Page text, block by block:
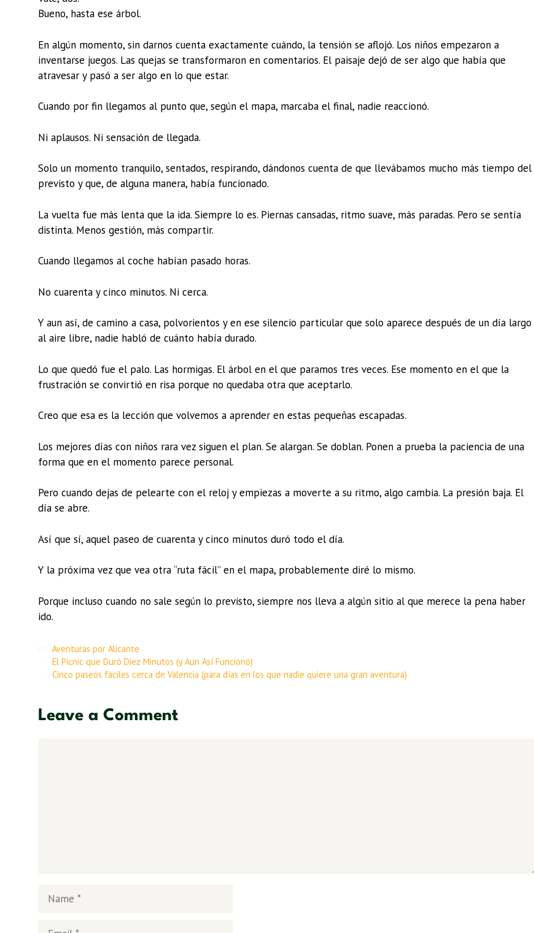
Bueno, hasta ese árbol.
En algún momento, sin darnos cuenta exactamente cuándo, la tensión se aflojó. Los niños empezaron a
inventarse juegos. Las quejas se transformaron en comentarios. El paisaje dejó de ser algo que había que
atravesar y pasó a ser algo en lo que estar.
Cuando por fin llegamos al punto que, según el mapa, marcaba el final, nadie reaccionó.
Ni aplausos. Ni sensación de llegada.
Solo un momento tranquilo, sentados, respirando, dándonos cuenta de que llevábamos mucho más tiempo del
previsto y que, de alguna manera, había funcionado.
La vuelta fue más lenta que la ida. Siempre lo es. Piernas cansadas, ritmo suave, más paradas. Pero se sentía
distinta. Menos gestión, más compartir.
Cuando llegamos al coche habían pasado horas.
No cuarenta y cinco minutos. Ni cerca.
Y aun así, de camino a casa, polvorientos y en ese silencio particular que solo aparece después de un día largo
al aire libre, nadie habló de cuánto había durado.
Lo que quedó fue el palo. Las hormigas. El árbol en el que paramos tres veces. Ese momento en el que la
frustración se convirtió en risa porque no quedaba otra que aceptarlo.
Creo que esa es la lección que volvemos a aprender en estas pequeñas escapadas.
Los mejores días con niños rara vez siguen el plan. Se alargan. Se doblan. Ponen a prueba la paciencia de una
forma que en el momento parece personal.
Pero cuando dejas de pelearte con el reloj y empiezas a moverte a su ritmo, algo cambia. La presión baja. El
día se abre.
Así que sí, aquel paseo de cuarenta y cinco minutos duró todo el día.
Y la próxima vez que vea otra “ruta fácil” en el mapa, probablemente diré lo mismo.
Porque incluso cuando no sale según lo previsto, siempre nos lleva a algún sitio al que merece la pena haber
ido.
Aventuras por Alicante
El Picnic que Duró Diez Minutos (y Aun Así Funcionó)
Cinco paseos fáciles cerca de Valencia (para días en los que nadie quiere una gran aventura)
Leave a Comment